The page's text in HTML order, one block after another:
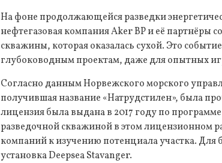
На фоне продолжающейся разведки
нефтегазовая компания Aker BP и её партнёры
скважины, которая оказалась сухой. Это
глубоководным проектам, даже для опытных
Согласно данным Норвежского морского
получившая название «Натрудстилен», была
лицензия была выдана в 2017 году по
разведочной скважиной в этом лицензионном
компаний к изучению потенциала участка. Для
установка Deepsea Stavanger.